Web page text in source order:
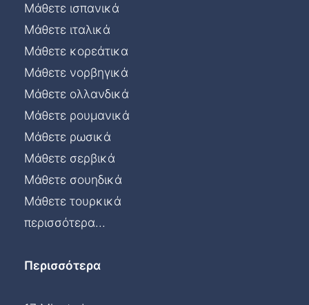
Μάθετε ισπανικά
Μάθετε ιταλικά
Μάθετε κορεάτικα
Μάθετε νορβηγικά
Μάθετε ολλανδικά
Μάθετε ρουμανικά
Μάθετε ρωσικά
Μάθετε σερβικά
Μάθετε σουηδικά
Μάθετε τουρκικά
περισσότερα...
Περισσότερα